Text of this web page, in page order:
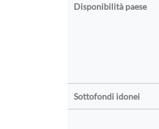
Disponibilità paese
Sottofondi idonei